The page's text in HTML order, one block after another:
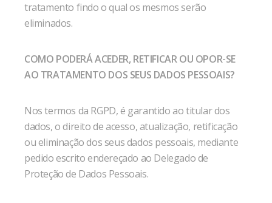
tratamento findo o qual os mesmos serão
eliminados.
COMO PODERÁ ACEDER, RETIFICAR OU OPOR-SE
AO TRATAMENTO DOS SEUS DADOS PESSOAIS?
Nos termos da RGPD, é garantido ao titular dos
dados, o direito de acesso, atualização, retificação
ou eliminação dos seus dados pessoais, mediante
pedido escrito endereçado ao Delegado de
Proteção de Dados Pessoais.